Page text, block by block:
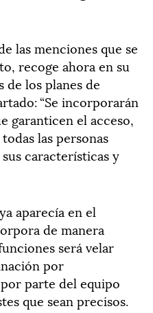
las menciones que se
recoge ahora en su
los planes de
“Se incorporarán
garanticen el acceso,
las personas
características y
aparecía en el
de manera
será velar
por
parte del equipo
que sean precisos.